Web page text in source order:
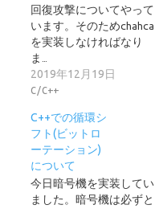
回復攻撃についてやって
います。そのためchahca
を実装しなければなり
ま…
2019年12月19日
C/C++
C++での循環シ
フト(ビットロ
ーテーション)
について
今日暗号機を実装してい
ました。暗号機は必ずと